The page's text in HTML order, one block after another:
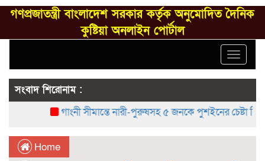
গণপ্রজাতন্ত্রী বাংলাদেশ সরকার কর্তৃক অনুমোদিত দৈনিক
কুষ্টিয়া অনলাইন পোর্টাল
Toggle
সংবাদ শিরোনাম :
গাংনী সীমান্তে নারী-পুরুষসহ ৫ জনকে পুশইনের চেষ্টা
Home